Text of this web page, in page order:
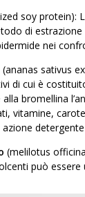
soy protein):
di
nei
(ananas sativus
di cui è
alla bromellina
vitamine,
azione
(melilotus
può